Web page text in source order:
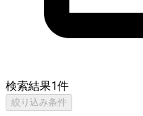
検索結果1件
絞り込み条件